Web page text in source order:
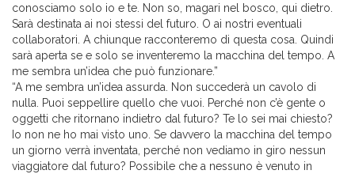
conosciamo solo io e te. Non so, magari nel bosco, qui dietro.
Sarà destinata ai noi stessi del futuro. O ai nostri eventuali
collaboratori. A chiunque racconteremo di questa cosa. Quindi
sarà aperta se e solo se inventeremo la macchina del tempo. A
me sembra un’idea che può funzionare.”
“A me sembra un’idea assurda. Non succederà un cavolo di
nulla. Puoi seppellire quello che vuoi. Perché non c’è gente o
oggetti che ritornano indietro dal futuro? Te lo sei mai chiesto?
Io non ne ho mai visto uno. Se davvero la macchina del tempo
un giorno verrà inventata, perché non vediamo in giro nessun
viaggiatore dal futuro? Possibile che a nessuno è venuto in